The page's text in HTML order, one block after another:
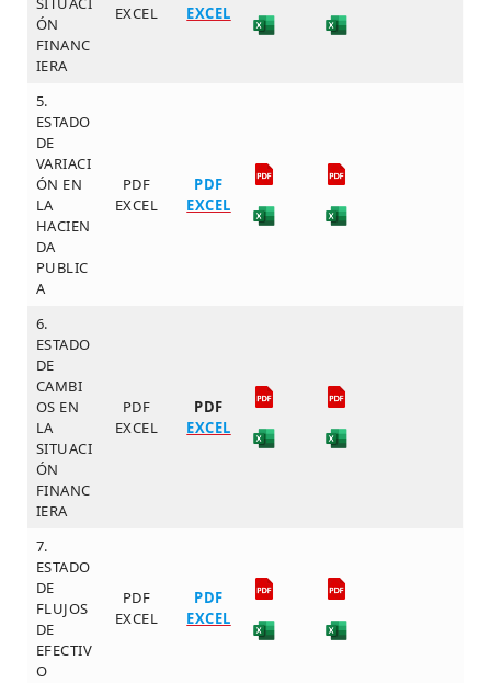
ÓN
FINANC
IERA
EXCEL
EXCEL
5.
ESTADO
DE
VARIACI
ÓN EN
LA
HACIEN
DA
PUBLIC
A
PDF
EXCEL
PDF
EXCEL
6.
ESTADO
DE
CAMBI
OS EN
LA
SITUACI
ÓN
FINANC
IERA
PDF
EXCEL
PDF
EXCEL
7.
ESTADO
DE
FLUJOS
DE
EFECTIV
O
PDF
EXCEL
PDF
EXCEL